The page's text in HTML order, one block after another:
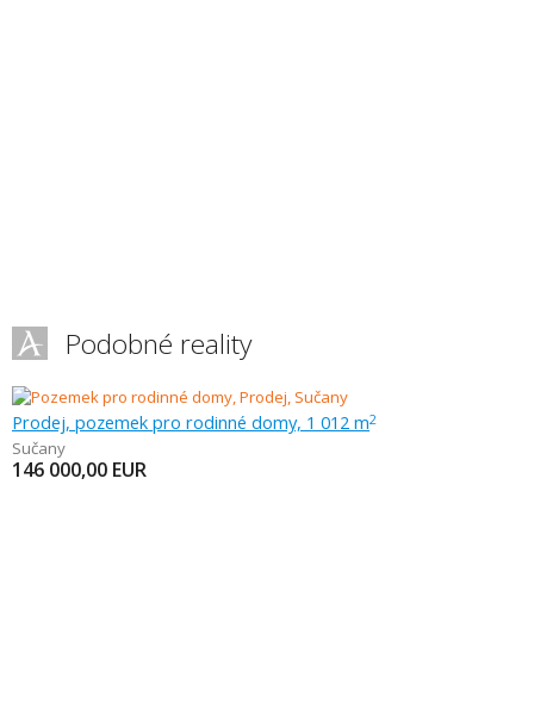
Podobné reality
Prodej, pozemek pro rodinné domy, 1 012 m2
Sučany
146 000,00 EUR